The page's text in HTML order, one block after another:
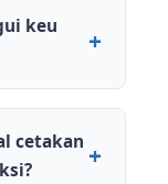
keu
cetakan